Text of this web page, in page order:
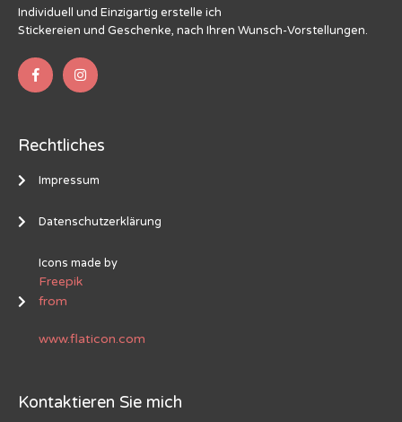
Individuell und Einzigartig erstelle ich
Stickereien und Geschenke, nach Ihren Wunsch-Vorstellungen.
Rechtliches
Impressum
Datenschutzerklärung
Icons made by
Freepik
from
www.flaticon.com
Kontaktieren Sie mich